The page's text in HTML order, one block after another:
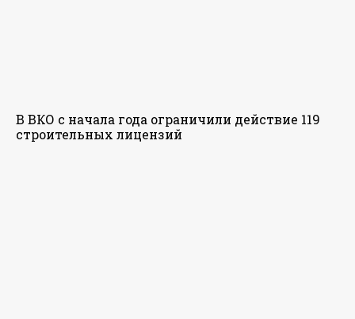
В ВКО с начала года ограничили действие 119
строительных лицензий